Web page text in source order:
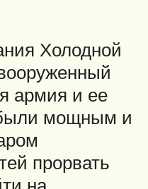
Холодной
армия и ее
мощным и
прорвать